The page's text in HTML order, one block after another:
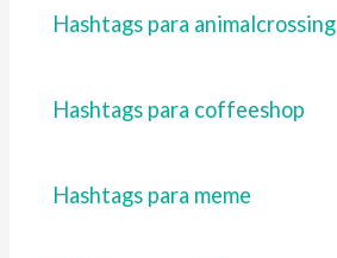
Hashtags para animalcrossing
Hashtags para coffeeshop
Hashtags para meme